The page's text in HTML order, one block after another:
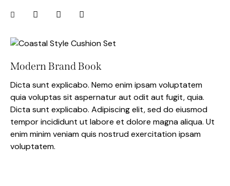
Modern Brand Book
Dicta sunt explicabo. Nemo enim ipsam voluptatem
quia voluptas sit aspernatur aut odit aut fugit, quia.
Dicta sunt explicabo. Adipiscing elit, sed do eiusmod
tempor incididunt ut labore et dolore magna aliqua. Ut
enim minim veniam quis nostrud exercitation ipsam
voluptatem.